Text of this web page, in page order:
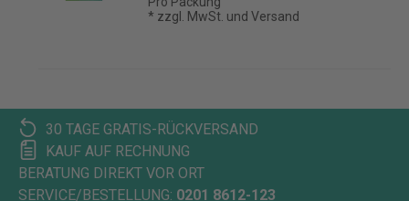
* zzgl. MwSt. und Versand
30 TAGE GRATIS-RÜCKVERSAND
KAUF AUF RECHNUNG
BERATUNG DIREKT VOR ORT
SERVICE/BESTELLUNG: 0201 8612-123